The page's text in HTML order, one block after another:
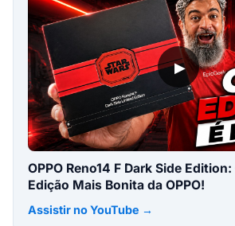
▶
OPPO Reno14 F Dark Side
Edição Mais Bonita da OPPO!
Assistir no YouTube →